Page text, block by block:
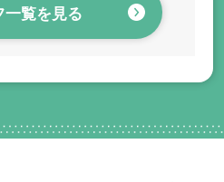
一覧を見る